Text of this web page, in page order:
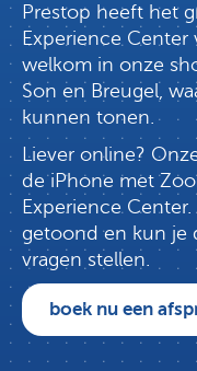
Prestop heeft het
Experience Center
welkom in onze
Son en Breugel,
kunnen tonen.
Liever online?
de iPhone met
Experience
getoond en kun je
vragen stellen.
boek nu een